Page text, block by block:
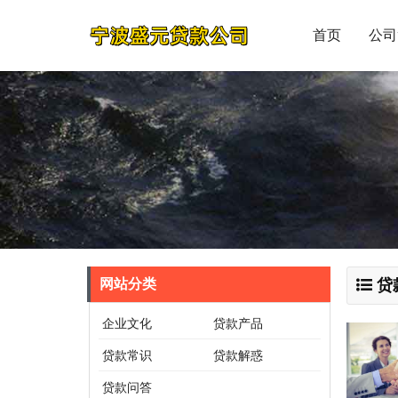
首页 公
贷
网站分类
企业文化 贷款产品
贷款常识 贷款解惑
贷款问答